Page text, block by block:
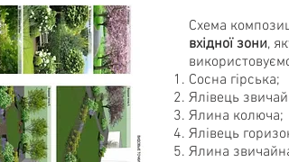
Схема
вхідної зони,
Сосна гірська;
Ялівець
Ялина колюча;
Ялівець
Ялина